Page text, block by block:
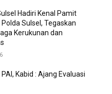
Hadiri Kenal Pamit
Sulsel, Tegaskan
Kerukunan dan
Kabid : Ajang Evaluasi